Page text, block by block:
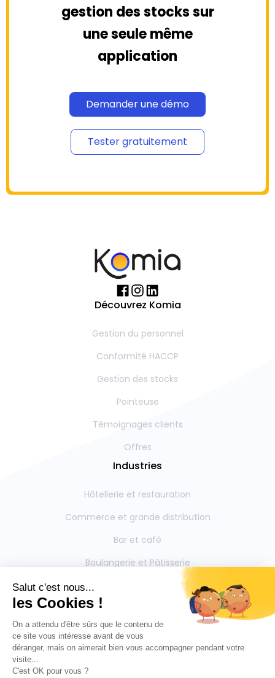
gestion des stocks sur
une seule même
application
Demander une démo
Tester gratuitement
Découvrez Komia
Gestion du personnel
Conformité HACCP
Gestion des stocks
Pointeuse
Témoignages clients
Offres
Industries
Hôtellerie et restauration
Commerce et grande distribution
Bar et café
Boulangerie et Pâtisserie
Restauration collective
Boucherie et Charcuterie
Mentions légales